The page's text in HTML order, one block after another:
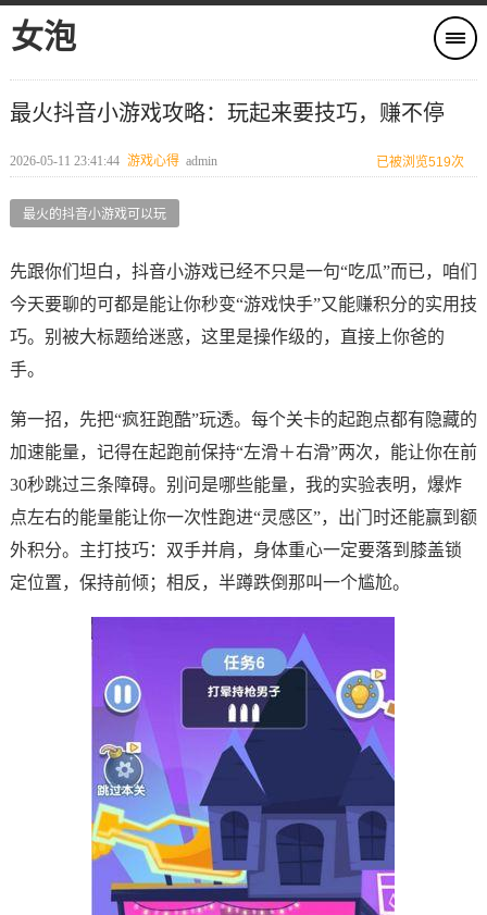
女泡
最火抖音小游戏攻略：玩起来要技巧，赚不停
2026-05-11 23:41:44 游戏心得 admin 已被浏览519次
最火的抖音小游戏可以玩
先跟你们坦白，抖音小游戏已经不只是一句“吃瓜”而已，咱们
今天要聊的可都是能让你秒变“游戏快手”又能赚积分的实用技
巧。别被大标题给迷惑，这里是操作级的，直接上你爸的
手。
第一招，先把“疯狂跑酷”玩透。每个关卡的起跑点都有隐藏的
加速能量，记得在起跑前保持“左滑＋右滑”两次，能让你在前
30秒跳过三条障碍。别问是哪些能量，我的实验表明，爆炸
点左右的能量能让你一次性跑进“灵感区”，出门时还能赢到额
外积分。主打技巧：双手并肩，身体重心一定要落到膝盖锁
定位置，保持前倾；相反，半蹲跌倒那叫一个尴尬。